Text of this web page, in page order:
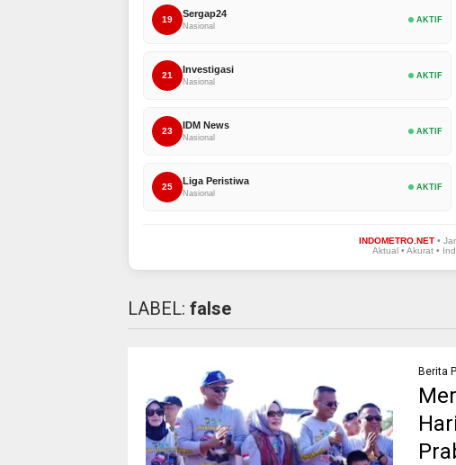
19
Sergap24
Nasional
AKTIF
21
Investigasi
Nasional
AKTIF
23
IDM News
Nasional
AKTIF
25
Liga Peristiwa
Nasional
AKTIF
INDOMETRO.NET •
Aktual • Akurat •
LABEL: false
Berita